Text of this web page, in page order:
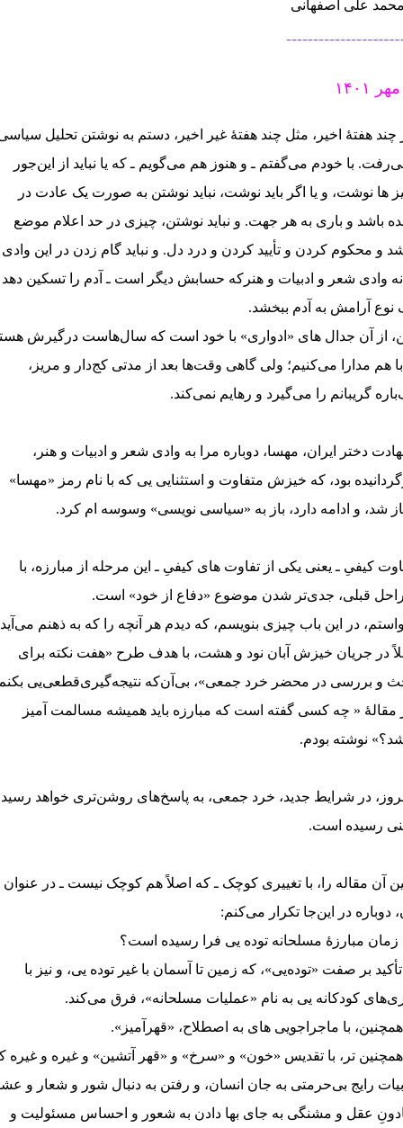
محمد علی اصفهانی
چند هفتهٔ اخیر، مثل چند هفتهٔ غیر اخیر، دستم به نوشتن تحلیل
با خودم می‌گفتم ـ و هنوز هم می‌گویم ـ که یا نباید از این‌جور
ها نوشت، و یا اگر باید نوشت، نباید نوشتن به صورت یک عادت در
باشد و باری به هر جهت. و نباید نوشتن، چیزی در حد اعلام موضع
و محکوم کردن و تأیید کردن و درد دل. و نباید گام زدن در این وادی
وادی شعر و ادبیات و هنر‌که حسابش دیگر است ـ آدم را تسکین
نوع آرامش به آدم ببخشد.
از آن جدال های «ادواری» با خود است که سال‌هاست درگیرش
هم مدارا می‌کنیم؛ ولی گاهی وقت‌ها بعد از مدتی کج‌دار و مریز،
گریبانم را می‌گیرد و رهایم نمی‌کند.
دختر ایران، مهسا، دوباره مرا به وادی شعر و ادبیات و هنر،
بود، که خیزش متفاوت و استثنایی یی که با نام رمز «مهسا»
شد، و ادامه دارد، باز به «سیاسی نویسی» وسوسه ام کرد.
کیفیِ ـ یعنی یکی از تفاوت های کیفیِ ـ این مرحله از مبارزه، با
قبلی، جدی‌تر شدن موضوع «دفاع از خود» است.
در این باب چیزی بنویسم، که دیدم هر آنچه را که به ذهنم
در جریان خیزش آبان نود و هشت، با هدف طرح «هفت نکته برای
و بررسی در محضر خرد جمعی»، بی‌آن‌که نتیجه‌گیری‌قطعی‌یی
مقالهٔ « چه کسی گفته است که مبارزه باید همیشه مسالمت آمیز
نوشته بودم.
در شرایط جدید، خرد جمعی، به پاسخ‌های روشن‌تری خواهد
رسیده است.
آن مقاله را، با تغییری کوچک ـ که اصلاً هم کوچک نیست ـ در عنوان
دوباره در این‌جا تکرار می‌کنم:
زمان مبارزهٔ مسلحانه توده یی فرا رسیده است؟
تأکید بر صفت «توده‌یی»، که زمین تا آسمان با غیر توده یی، و نیز با
کودکانه یی به نام «عملیات مسلحانه»، فرق می‌کند.
با ماجراجویی های به اصطلاح، «قهرآمیز».
تر، با تقدیس «خون» و «سرخ» و «قهر آتشین» و غیره و غیره
رایج بی‌حرمتی به جان انسان، و رفتن به دنبال شور و شعار و
عقل و مشنگی به جای بها دادن به شعور و احساس مسئولیت و